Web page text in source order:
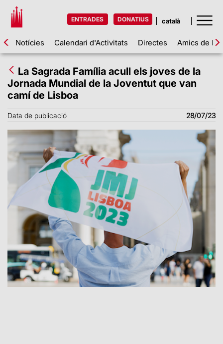
ENTRADES DONATIUS
Notícies Calendari d'Activitats Directes Amics de la
La Sagrada Família acull els joves de la
Jornada Mundial de la Joventut que van
camí de Lisboa
Data de publicació 28/07/23